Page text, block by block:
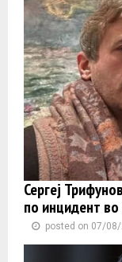
Сергеј
по инцидент
posted on 07/